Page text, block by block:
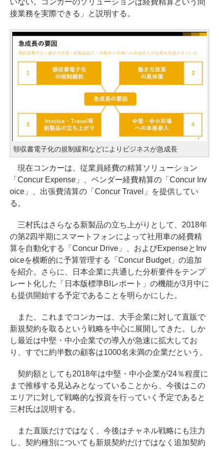
接業務を実際できる」と説明する。
領収書電子化の規制緩和などによりビジネスが急成長
現在コンカーは、従業員経費の精算ソリューション
「Concur Expense」、ベンダー経費精算の「Concur Inv
oice」、出張費清算の「Concur Travel」を提供してい
る。
三村氏はさらなる新製品の立ち上がりとして、2018年
の第2四半期にスマートフォンによって社用車の経費精
算を自動化する「Concur Drive」、およびExpenseとInv
oiceを横断的に予算管理する「Concur Budget」の追加
を紹介。さらに、日本企業に共通した分析要件をテンプ
レート化した「日本版標準BIレポート」の機能が3月中に
も提供開始する予定であることを明らかにした。
また、これまでコンカーは、大手企業に対して直販で
新規契約を取るという戦略を中心に展開してきた。しか
し最近は中堅・中小企業での導入が急速に拡大してお
り、すでに約半数の顧客は1000名未満の企業だという。
契約額としても2018年は中堅・中小企業が24％程度に
まで推移する見込みとなっていることから、今後はこの
エリアに対して戦略的な投資を行っていく予定であると
三村氏は説明する。
また直販だけではなく、今後はチャネル戦略にも注力
し、契約種別についても新規契約だけではなく追加契約